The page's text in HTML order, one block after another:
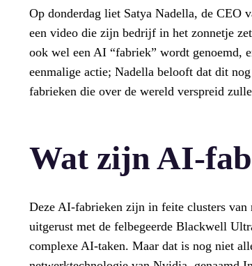
Op donderdag liet Satya Nadella, de CEO
een video die zijn bedrijf in het zonnetje
ook wel een AI “fabriek” wordt genoemd,
eenmalige actie; Nadella belooft dat dit
fabrieken die over de wereld verspreid
Wat zijn AI-
Deze AI-fabrieken zijn in feite clusters
uitgerust met de felbegeerde Blackwell
complexe AI-taken. Maar dat is nog niet